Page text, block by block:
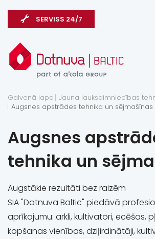
SERVISS 24/7
Galvenā lapa Jauna lauksaimniecības
Augsnes apstrādes tehnika un sējmašīnas
Augsnes
tehnika un
Augstākie rezultāti bez raizēm
SIA "Dotnuva Baltic" piedāvā
aprīkojumu: arkli, kultivatori, ecēšas,
kopšanas vienības, dziļirdinātāji,